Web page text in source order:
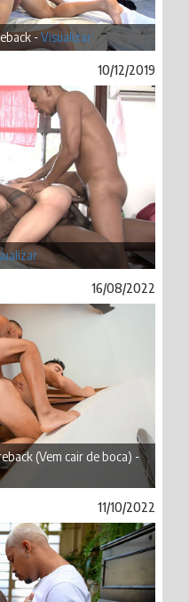
-Visualizar
10/12/2019
16/08/2022
(Vem cair de boca) -
11/10/2022